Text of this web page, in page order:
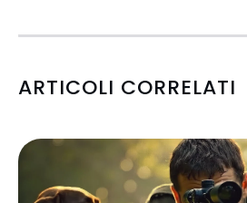
ARTICOLI CORRELATI